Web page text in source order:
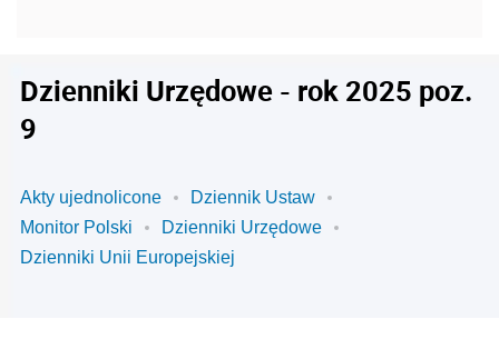
Dzienniki Urzędowe - rok 2025 poz.
9
Akty ujednolicone
Dziennik Ustaw
Monitor Polski
Dzienniki Urzędowe
Dzienniki Unii Europejskiej